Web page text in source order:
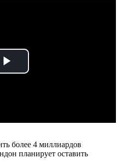
Play
более 4 миллиардов
планирует оставить